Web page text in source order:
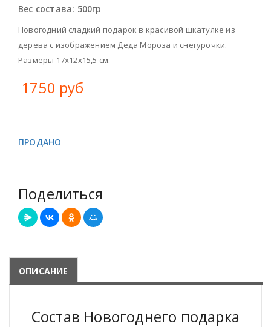
Вес состава: 500гр
Новогодний сладкий подарок в красивой шкатулке из
дерева с изображением Деда Мороза и снегурочки.
Размеры 17х12х15,5 см.
1750 руб
ПРОДАНО
Поделиться
ОПИСАНИЕ
Состав Новогоднего подарка